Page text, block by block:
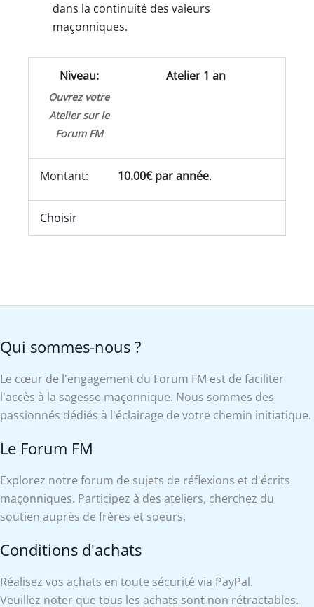
dans la continuité des valeurs
maçonniques.
Atelier 1 an
Ouvrez votre
Atelier sur le
Forum FM
10.00€ par année.
Choisir
Qui sommes-nous ?
Le cœur de l'engagement du Forum FM est de faciliter
l'accès à la sagesse maçonnique. Nous sommes des
passionnés dédiés à l'éclairage de votre chemin initiatique.
Le Forum FM
Explorez notre forum de sujets de réflexions et d'écrits
maçonniques. Participez à des ateliers, cherchez du
soutien auprès de frères et soeurs.
Conditions d'achats
Réalisez vos achats en toute sécurité via PayPal.
Veuillez noter que tous les achats sont non rétractables.